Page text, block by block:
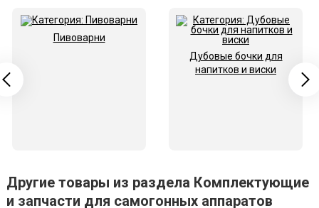
Пивоварни
Дубовые бочки для
напитков и виски
Другие товары из раздела Комплектующие
и запчасти для самогонных аппаратов